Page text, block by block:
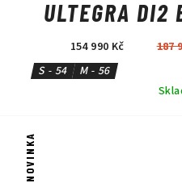
ULTEGRA DI2
154 990 Kč 187
S - 54
M - 56
NOVINKA